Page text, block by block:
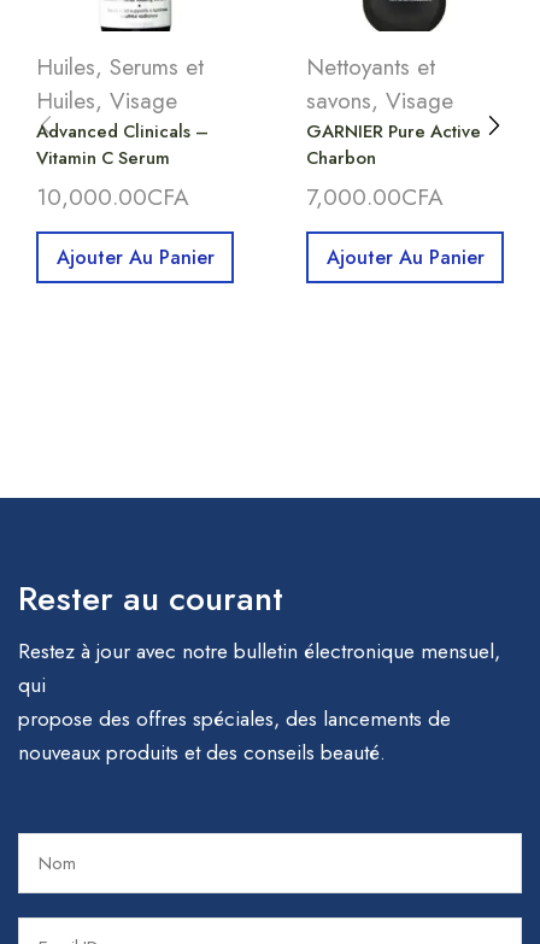
Huiles, Serums et
Huiles, Visage
Advanced Clinicals –
Vitamin C Serum
10,000.00CFA
Ajouter Au Panier
Nettoyants et
savons, Visage
GARNIER Pure Active
Charbon
7,000.00CFA
Ajouter Au Panier
Rester au courant
Restez à jour avec notre bulletin électronique mensuel,
qui
propose des offres spéciales, des lancements de
nouveaux produits et des conseils beauté.